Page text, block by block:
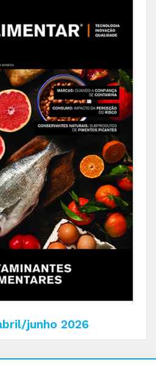
junho 2026